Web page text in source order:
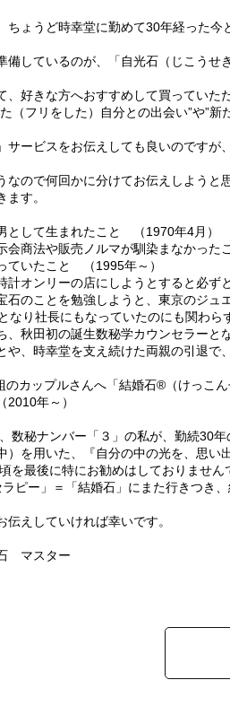
ちょうど時幸堂に勤めて30年経った今
備しているのが、「自光石（じこうせ
、好きな方へおすすめして買っていた
た（フリをした）自分との出会い”や”
サービスをお伝えしても良いのですが
なので何回かに分けてお伝えしよう
す。
として生まれたこと （1970年4月）
会商法や販売ノルマが馴染まなかっ
ていたこと （1995年～）
計オンリーの店にしようとすると必
石のことを勉強しようと、東京のジ
なり社長にもなっていたのにも関わ
、秋田初の誕生数秘学カウンセラー
や、時幸堂を支え続けた両親の引退
のカップルさんへ「結婚石®（けっこ
2010年～）
数秘ナンバー「３」の私が、勤続30
）を用いた、『自分の中の光を、思い
を最後に特にお勧めはしておりませ
ラピー」＝「結婚石」にまた行きつき
えしていければ幸いです。
マスター